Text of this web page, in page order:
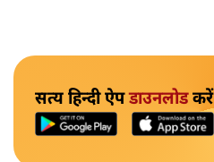
सत्य हिन्दी ऐपडाउनलोडकरें